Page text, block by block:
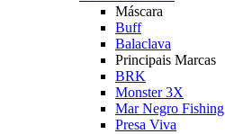
Máscara
Buff
Balaclava
Principais Marcas
BRK
Monster 3X
Mar Negro Fishing
Presa Viva